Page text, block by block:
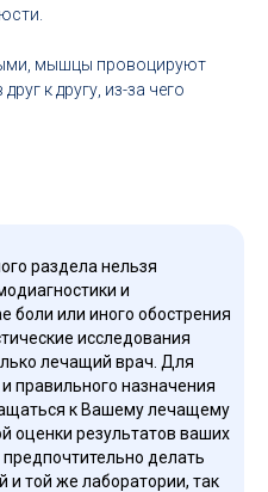
мышцы провоцируют
к другу, из-за чего
раздела нельзя
и
боли или иного обострения
исследования
лечащий врач. Для
правильного назначения
к Вашему лечащему
оценки результатов ваших
делать
и той же лаборатории, так